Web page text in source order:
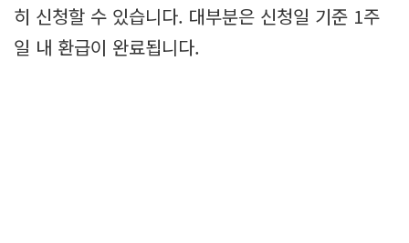
히 신청할 수 있습니다. 대부분은 신청일 기준 1주
일 내 환급이 완료됩니다.